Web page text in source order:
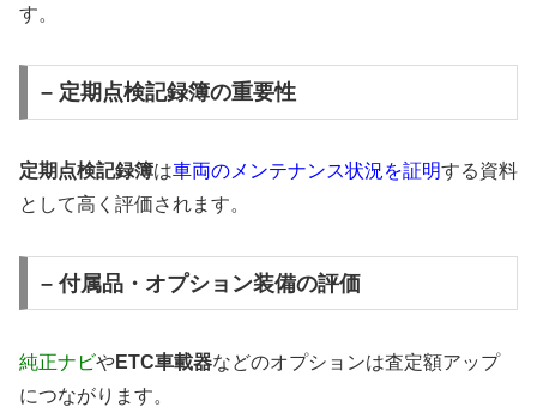
す。
– 定期点検記録簿の重要性
定期点検記録簿は車両のメンテナンス状況を証明する資料
として高く評価されます。
– 付属品・オプション装備の評価
純正ナビやETC車載器などのオプションは査定額アップ
につながります。